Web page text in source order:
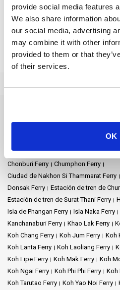
provide social media features
We also share information
our social media, advertising
may combine it with other
provided to them or that
of their services.
OK
Si desea explorar más, Maw-
partida hacia Surat Thani y
belleza natural. Es una visita
naturaleza. Sumérjase en
y deliciosa gastronomía mientras
mezcla de animada vida
auténtica cocina tailandesa.
Maw-Kaeng Junction es algo
autobús; es una puerta de
Tanto si le gusta la naturaleza
estación tiene algo para todos los
saborear deliciosos postres
con lugares cautivadores como
Lo que hay que saber:
Srinagarindra Park
, para un
Saboree el postre tradicional
Ao Nang Ferry
Ayutthaya Ferry
Chonburi Ferry
Chumphon Ferry
Ciudad de Nakhon Si Thammarat Ferry
Donsak Ferry
Estación de tren de
Estación de tren de Surat Thani Ferry
Isla de Phangan Ferry
Isla Naka Ferry
Kanchanaburi Ferry
Khao Lak Ferry
Koh Chang Ferry
Koh Jum Ferry Koh
Koh Lanta Ferry
Koh Laoliang Ferry
Koh Lipe Ferry
Koh Mak Ferry Koh
Koh Ngai Ferry
Koh Phi Phi Ferry Koh
Koh Tarutao Ferry
Koh Yao Noi Ferry